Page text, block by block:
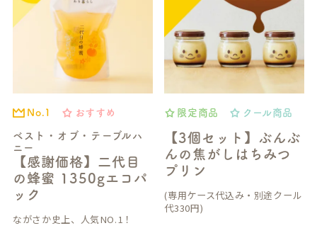
ベスト・オブ・テーブルハ
ニー
【感謝価格】二代目
の蜂蜜 1350gエコパ
ック
No.1 おすすめ
ながさか史上、人気NO.1！
【3個セット】ぶんぶ
んの焦がしはちみつ
プリン
限定商品 クール商品
(専用ケース代込み・別途クール
代330円)